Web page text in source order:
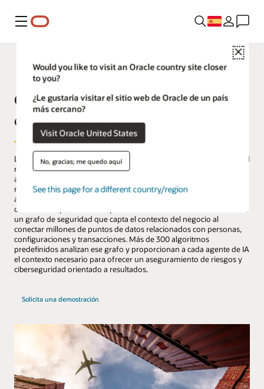
Menú
Close
Would you like to visit an Oracle country site closer
to you?
¿Le gustaría visitar el sitio web de Oracle de un país
más cercano?
Visit Oracle United States
No, gracias; me quedo aquí
See this page for a different country/region
Gestión de riesgos y cumplimiento
de Oracle Fusion Cloud
Los enfoques tradicionales de cumplimiento ya no pueden seguir el
ritmo de los procesos impulsados por IA. Oracle Risk Management
and Compliance utiliza equipos de agentes de IA para planificar,
razonar y llevar a cabo controles financieros, pruebas de auditoría y
aseguramiento de la ciberseguridad mediante marcos de control
diseñados específicamente para Fusion. La solución funciona sobre
un grafo de seguridad que capta el contexto del negocio al
conectar millones de puntos de datos relacionados con personas,
configuraciones y transacciones. Más de 300 algoritmos
predefinidos analizan ese grafo y proporcionan a cada agente de IA
el contexto necesario para ofrecer un aseguramiento de riesgos y
ciberseguridad orientado a resultados.
Solicita una demostración